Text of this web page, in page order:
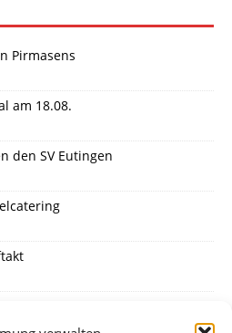
Pirmasens
am 18.08.
den SV Eutingen